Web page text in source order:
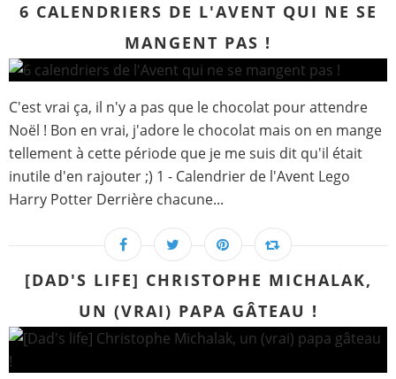
6 CALENDRIERS DE L'AVENT QUI NE SE
MANGENT PAS !
C'est vrai ça, il n'y a pas que le chocolat pour attendre
Noël ! Bon en vrai, j'adore le chocolat mais on en mange
tellement à cette période que je me suis dit qu'il était
inutile d'en rajouter ;) 1 - Calendrier de l'Avent Lego
Harry Potter Derrière chacune...
[DAD'S LIFE] CHRISTOPHE MICHALAK,
UN (VRAI) PAPA GÂTEAU !